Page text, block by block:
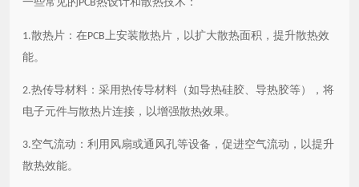
PCB
1.散热片：在PCB上安装散热片，以扩大散热面积，提升散热效
能。
2.热传导材料：采用热传导材料（如导热硅胶、导热胶等），将
电子元件与散热片连接，以增强散热效果。
3.空气流动：利用风扇或通风孔等设备，促进空气流动，以提升
散热效能。